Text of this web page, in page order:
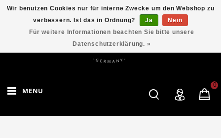
MENU
0
Wir benutzen Cookies nur für interne Zwecke um den Webshop zu
verbessern. Ist das in Ordnung?
Ja
Nein
Für weitere Informationen beachten Sie bitte unsere
Datenschutzerklärung. »